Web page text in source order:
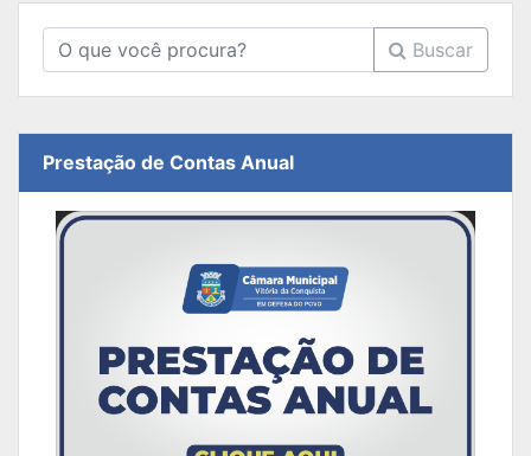
Buscar
Prestação de Contas Anual